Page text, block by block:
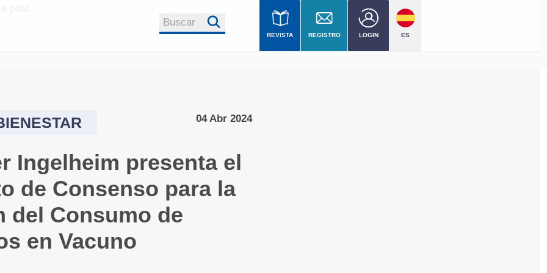
post.
rumiNews
Privacidad
Republicación de
Contenidos
Colaborar con
rumiNews
Buscar
REVISTA REGISTRO LOGIN ES
04 Abr 2024
Ingelheim presenta el
de Consenso para la
del Consumo de
en Vacuno